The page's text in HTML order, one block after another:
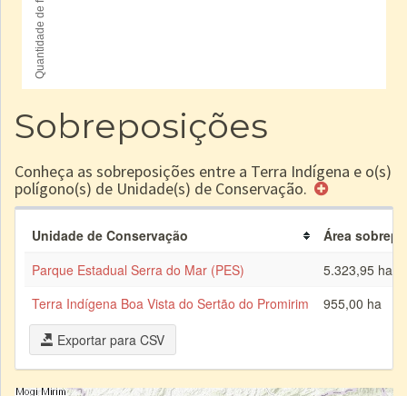
Sobreposições
Conheça as sobreposições entre a Terra Indígena e o(s)
polígono(s) de Unidade(s) de Conservação.
Unidade de Conservação
Área
Parque Estadual Serra do Mar (PES)
5.323,95 ha
Terra Indígena Boa Vista do Sertão do Promirim
955,00 ha
Exportar para CSV